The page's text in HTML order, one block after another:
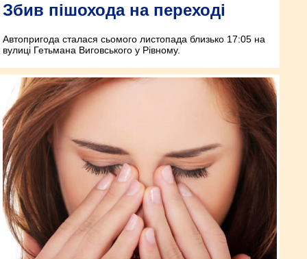
Збив пішохода на переході
Автопригода сталася сьомого листопада близько 17:05 на
вулиці Гетьмана Виговського у Рівному.